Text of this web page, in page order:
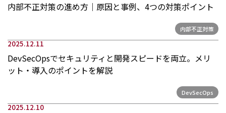
内部不正対策の進め方｜原因と事例、4つの対策ポイント
内部不正対策
2025.12.11
DevSecOpsでセキュリティと開発スピードを両立。メリ
ット・導入のポイントを解説
DevSecOps
2025.12.10